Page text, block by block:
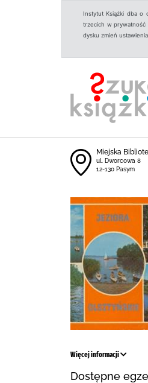
Instytut Książki dba o
trzecich w prywatność
dysku zmień
Miejska
ul. Dworcowa 8
12-130 Pasym
Więcej informacji
Dostępne